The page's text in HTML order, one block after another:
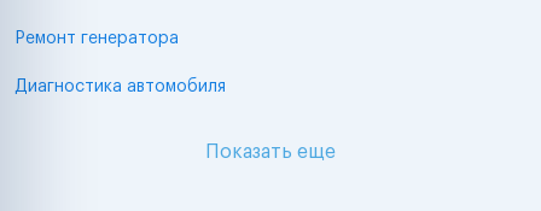
Ремонт генератора
Диагностика автомобиля
Показать еще